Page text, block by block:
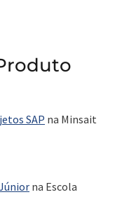
SAP na Minsait
na Escola